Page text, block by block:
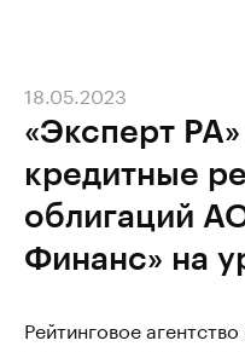
«Эксперт
кредитные
облигаций
Финанс» на
18.05.2023
Рейтинговое